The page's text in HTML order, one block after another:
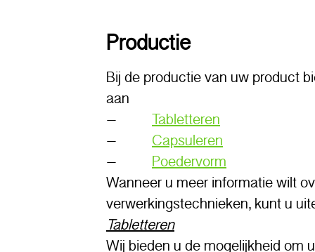
Productie
Bij de productie van uw product
aan
– Tabletteren
– Capsuleren
– Poedervorm
Wanneer u meer informatie wilt
verwerkingstechnieken, kunt u
Tabletteren